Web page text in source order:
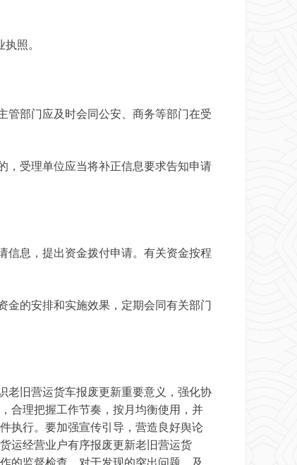
照。
部门应及时会同公安、商务等部门在受
受理单位应当将补正信息要求告知申请
息，提出资金拨付申请。有关资金按程
的安排和实施效果，定期会同有关部门
旧营运货车报废更新重要意义，强化协
合理把握工作节奏，按月均衡使用，并
执行。要加强宣传引导，营造良好舆论
运经营业户有序报废更新老旧营运货
的监督检查，对于发现的突出问题，及